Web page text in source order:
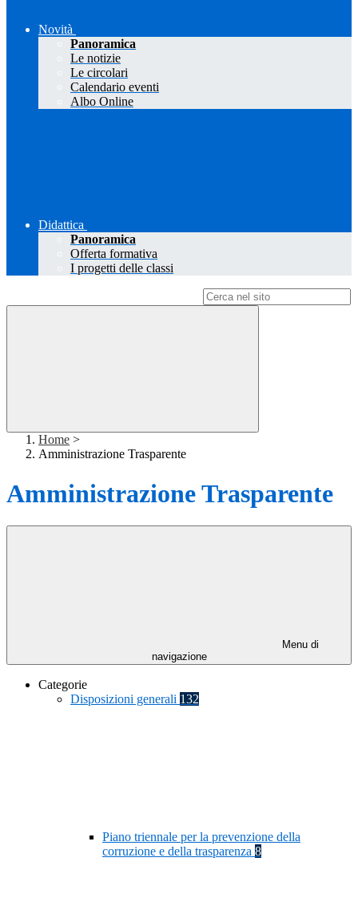
Novità
Panoramica
Le notizie
Le circolari
Calendario eventi
Albo Online
Didattica
Panoramica
Offerta formativa
I progetti delle classi
Home >
Amministrazione Trasparente
Amministrazione Trasparente
Menu di
navigazione
Categorie
Disposizioni generali 132
Piano triennale per la prevenzione della
corruzione e della trasparenza 8